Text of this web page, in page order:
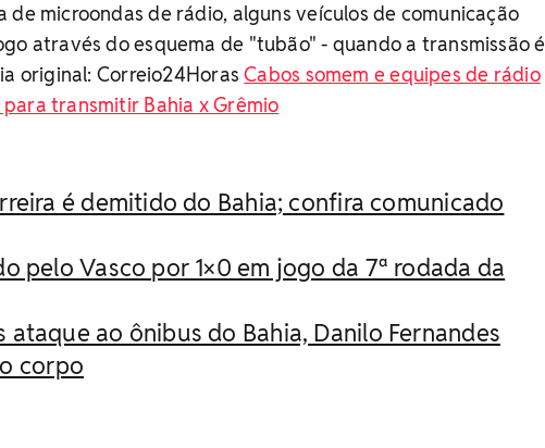
de microondas de rádio, alguns veículos de comunicação
através do esquema de "tubão" - quando a transmissão é
original: Correio24HorasCabos somem e equipes de rádio
transmitir Bahia x Grêmio
é demitido do Bahia; confira comunicado
pelo Vasco por 1×0 em jogo da 7ª rodada da
ataque ao ônibus do Bahia, Danilo Fernandes
corpo